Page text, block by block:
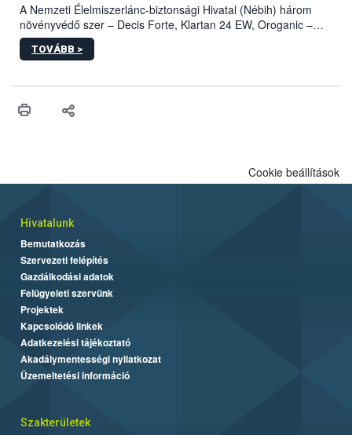
A Nemzeti Élelmiszerlánc-biztonsági Hivatal (Nébih) három
növényvédő szer – Decis Forte, Klartan 24 EW, Oroganic –
engedélyokiratát módosította, így azok a szüretet követően,
egészen a vesszőérettség (BBCH 91) stádiumáig
érésű szőlőkben is legyen lehetőség a károsító elleni további
felhasználók számára is elérhető és ökológiai termesztésben is
TOVÁBB >
Cookie beállítások
Hivatalunk
Bemutatkozás
Szervezeti felépítés
Gazdálkodási adatok
Felügyeleti szervünk
Projektek
Kapcsolódó linkek
Adatkezelési tájékoztató
Akadálymentességi nyilatkozat
Üzemeltetési információ
Szakterületek